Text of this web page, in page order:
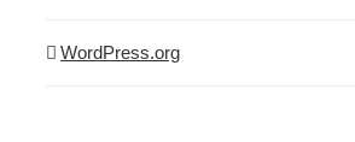
WordPress.org